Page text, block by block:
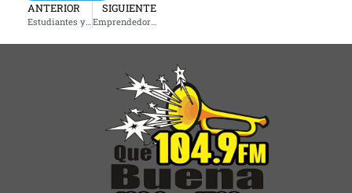
ANTERIOR SIGUIENTE
Emprendedores y la cámara de comercio hispana de Tulsa invitan a evento